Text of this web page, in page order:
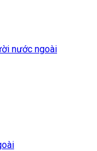
nước ngoài